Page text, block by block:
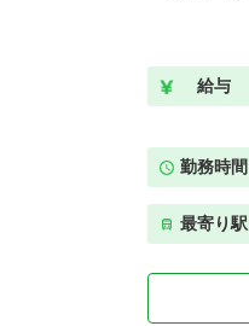
給与
勤務時間
最寄り駅